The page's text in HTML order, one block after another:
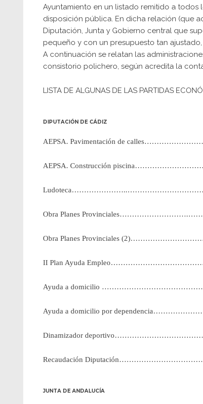
Ayuntamiento en un listado remitido a todos
disposición pública. En dicha relación (que
Diputación, Junta y Gobierno central que
pequeño y con un presupuesto tan
A continuación se relatan las
consistorio polichero, según acredita la
LISTA DE ALGUNAS DE LAS PARTIDAS
DIPUTACIÓN DE CÁDIZ
AEPSA. Pavimentación de
AEPSA. Construcción
Obra Planes
Obra Planes Provinciales
II Plan Ayuda
Ayuda a domicilio
Ayuda a domicilio por
Dinamizador
Recaudación
JUNTA DE ANDALUCÍA